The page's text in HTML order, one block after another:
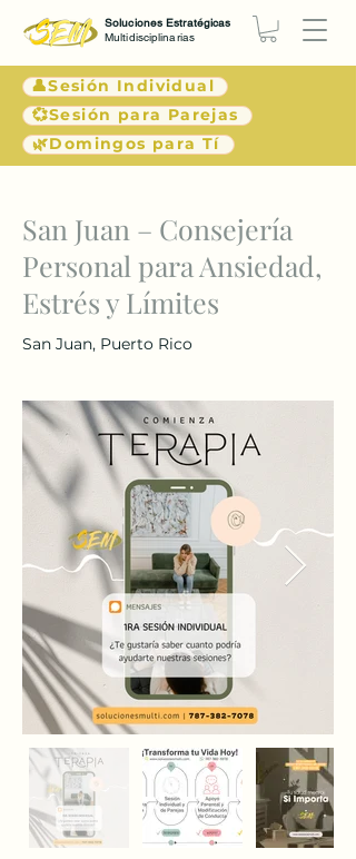
👤Sesión Individual
💞Sesión para Parejas
🌿Domingos para Tí
Soluciones Estratégicas
Multidisciplinarias
< Atrás
San Juan – Consejería
Personal para Ansiedad,
Estrés y Límites
San Juan, Puerto Rico